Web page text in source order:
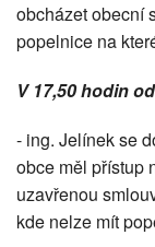
obcházet obecní
popelnice na
V 17,50 hodin
- ing. Jelínek se
obce měl přístup
uzavřenou
kde nelze mít